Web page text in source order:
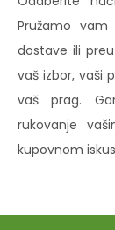
Pružamo vam
dostave ili
vaš izbor, vaši
vaš prag.
rukovanje
kupovnom